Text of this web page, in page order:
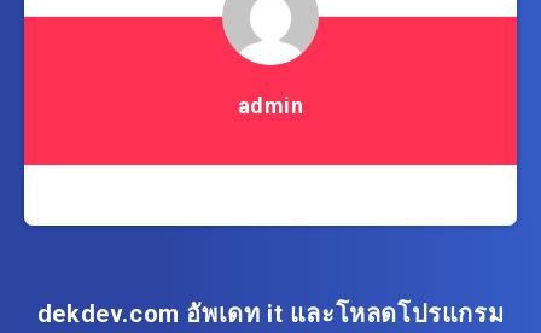
admin
dekdev.com อัพเดท it และโหลดโปรแกรม